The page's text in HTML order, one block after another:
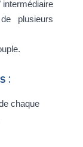
intermédiaire
plusieurs
:
chaque